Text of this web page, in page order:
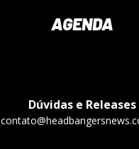
AGENDA
Dúvidas e Releases